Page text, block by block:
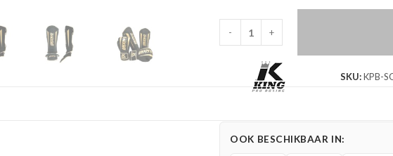
Scheenbeschermers
SG
- +
SKU:KPB-
OOK BESCHIKBAAR IN: